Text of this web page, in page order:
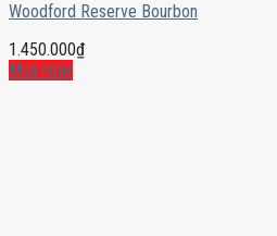
Woodford Reserve Bourbon
1.450.000₫
Mua ngay